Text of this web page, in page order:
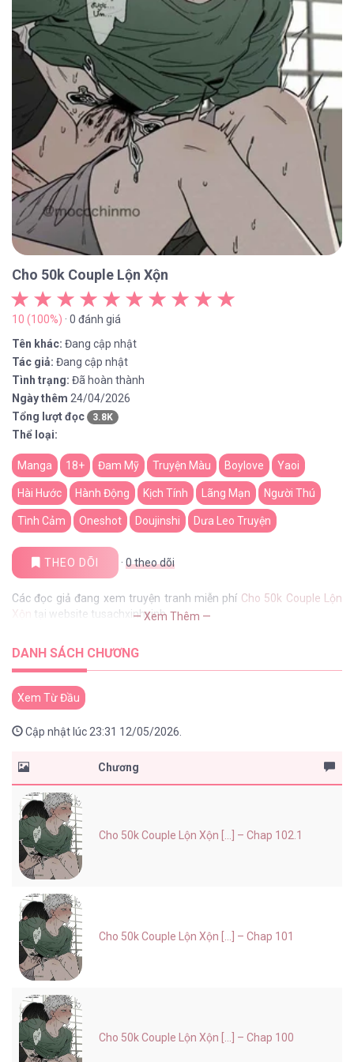
Cho 50k Couple Lộn Xộn
10 (100%) · 0 đánh giá
Tên khác: Đang cập nhật
Tác giả: Đang cập nhật
Tình trạng: Đã hoàn thành
Ngày thêm 24/04/2026
Tổng lượt đọc
3.8K
Thể loại:
Manga 18+ Đam Mỹ Truyện Màu Boylove Yaoi
Hài Hước Hành Động Kịch Tính Lãng Mạn Người Thú
Tình Cảm Oneshot Doujinshi Dưa Leo Truyện
THEO DÕI · 0theo dõi
Các đọc giả đang xem truyện tranh miễn phí Cho 50k Couple Lộn
Xộn
tại website tusachxinhxinh— Xem Thêm —
DANH SÁCH CHƯƠNG
Xem Từ Đầu
Cập nhật lúc 23:31 12/05/2026.
Chương
Cho 50k Couple Lộn Xộn [...] – Chap 102.1
Cho 50k Couple Lộn Xộn [...] – Chap 101
Cho 50k Couple Lộn Xộn [...] – Chap 100